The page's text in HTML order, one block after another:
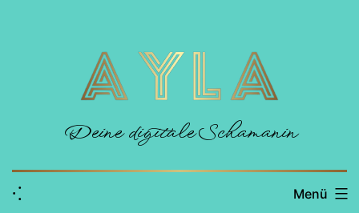
Deine digitale Schamanin
⁖ Menü